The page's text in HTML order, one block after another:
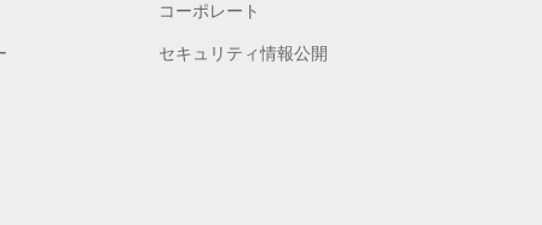
コーポレート
セキュリティ情報公開